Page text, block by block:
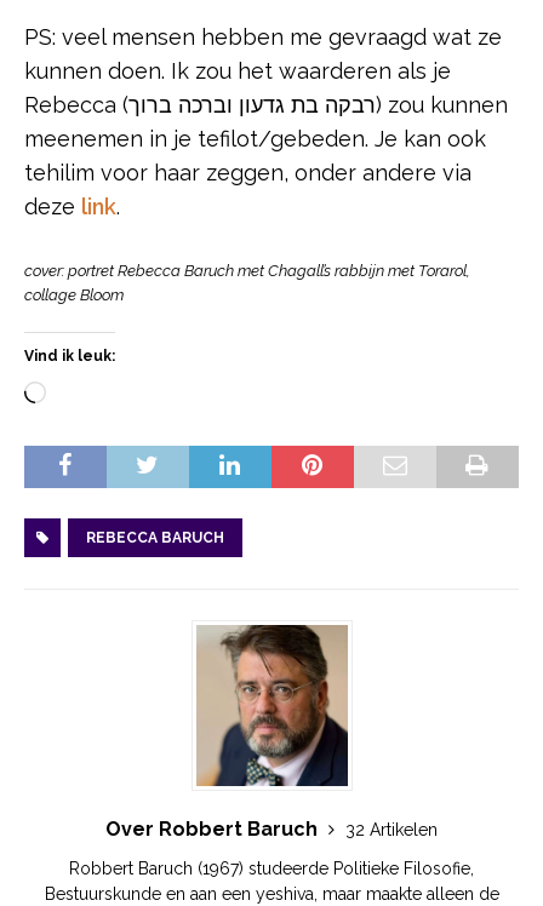
PS: veel mensen hebben me gevraagd wat ze
kunnen doen. Ik zou het waarderen als je
Rebecca (רבקה בת גדעון וברכה ברוך) zou kunnen
meenemen in je tefilot/gebeden. Je kan ook
tehilim voor haar zeggen, onder andere via
deze link.
cover: portret Rebecca Baruch met Chagall’s rabbijn met Torarol,
collage Bloom
Vind ik leuk:
REBECCA BARUCH
Over Robbert Baruch
32 Artikelen
Robbert Baruch (1967) studeerde Politieke Filosofie,
Bestuurskunde en aan een yeshiva, maar maakte alleen de